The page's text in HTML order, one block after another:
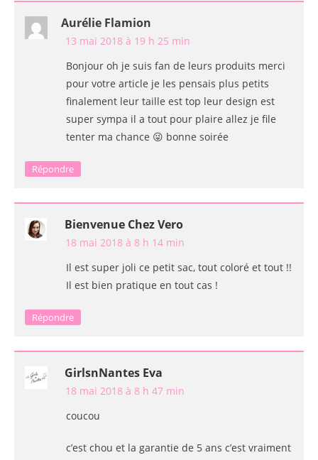
Aurélie Flamion
13 mai 2018 à 19 h 25 min
Bonjour oh je suis fan de leurs produits merci
pour votre article je les pensais plus petits
finalement leur taille est top leur design est
super sympa il a tout pour plaire allez je file
tenter ma chance 😜 bonne soirée
Répondre
Bienvenue Chez Vero
18 mai 2018 à 8 h 14 min
Il est super joli ce petit sac, tout coloré et tout !!
Il est bien pratique en tout cas !
Répondre
GirlsnNantes Eva
18 mai 2018 à 8 h 47 min
coucou
c’est chou et la garantie de 5 ans c’est vraiment